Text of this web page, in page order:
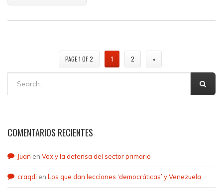
PAGE 1 OF 2 1 2 »
COMENTARIOS RECIENTES
Juan en Vox y la defensa del sector primario
craqdi en Los que dan lecciones ‘democráticas’ y Venezuela